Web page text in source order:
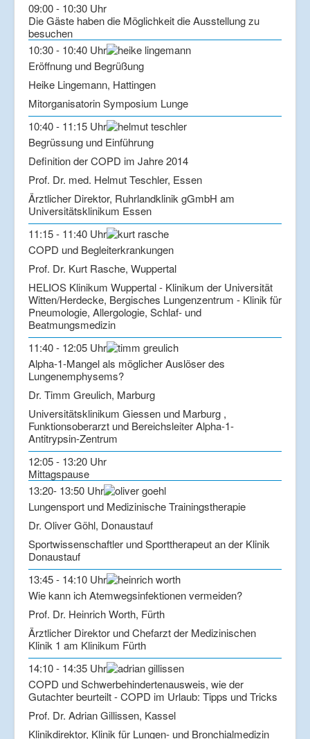
09:00 - 10:30 Uhr
Die Gäste haben die Möglichkeit die Ausstellung zu
besuchen
10:30 - 10:40 Uhr
Eröffnung und Begrüßung
Heike Lingemann, Hattingen
Mitorganisatorin Symposium Lunge
10:40 - 11:15 Uhr
Begrüssung und Einführung
Definition der COPD im Jahre 2014
Prof. Dr. med. Helmut Teschler, Essen
Ärztlicher Direktor, Ruhrlandklinik gGmbH am
Universitätsklinikum Essen
11:15 - 11:40 Uhr
COPD und Begleiterkrankungen
Prof. Dr. Kurt Rasche, Wuppertal
HELIOS Klinikum Wuppertal - Klinikum der Universität
Witten/Herdecke, Bergisches Lungenzentrum - Klinik für
Pneumologie, Allergologie, Schlaf- und
Beatmungsmedizin
11:40 - 12:05 Uhr
Alpha-1-Mangel als möglicher Auslöser des
Lungenemphysems?
Dr. Timm Greulich, Marburg
Universitätsklinikum Giessen und Marburg ,
Funktionsoberarzt und Bereichsleiter Alpha-1-
Antitrypsin-Zentrum
12:05 - 13:20 Uhr
Mittagspause
13:20- 13:50 Uhr
Lungensport und Medizinische Trainingstherapie
Dr. Oliver Göhl, Donaustauf
Sportwissenschaftler und Sporttherapeut an der Klinik
Donaustauf
13:45 - 14:10 Uhr
Wie kann ich Atemwegsinfektionen vermeiden?
Prof. Dr. Heinrich Worth, Fürth
Ärztlicher Direktor und Chefarzt der Medizinischen
Klinik 1 am Klinikum Fürth
14:10 - 14:35 Uhr
COPD und Schwerbehindertenausweis, wie der
Gutachter beurteilt - COPD im Urlaub: Tipps und Tricks
Prof. Dr. Adrian Gillissen, Kassel
Klinikdirektor, Klinik für Lungen- und Bronchialmedizin